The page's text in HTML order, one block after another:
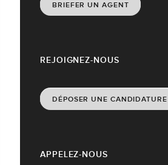
REJOIGNEZ-NOUS
DÉPOSER UNE CANDIDATURE
APPELEZ-NOUS
BRIEFER UN AGENT